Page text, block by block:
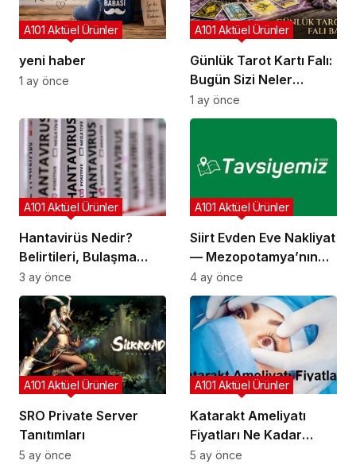
yeni haber
A101 Aktüel Ürünler
1 ay önce
Günlük Tarot Kartı Falı:
Bugün Sizi Neler
Bekliyor?
A101 Aktüel Ürünler
1 ay önce
Hantavirüs Nedir?
Belirtileri, Bulaşma
Yolları ve Korunma
Yöntemleri
A101 Aktüel Ürünler
3 ay önce
Siirt Evden Eve Nakliyat
— Mezopotamya’nın
Kapısında Güvenli
Taşınma
A101 Aktüel Ürünler
4 ay önce
SRO Private Server
Tanıtımları
A101 Aktüel Ürünler
5 ay önce
Katarakt Ameliyatı
Fiyatları Ne Kadar
2026: Güncel Liste
A101 Aktüel Ürünler
5 ay önce